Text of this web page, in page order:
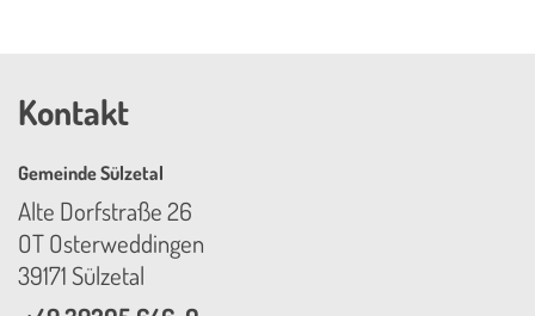
Kontakt
Gemeinde Sülzetal
Alte Dorfstraße 26
OT Osterweddingen
39171 Sülzetal